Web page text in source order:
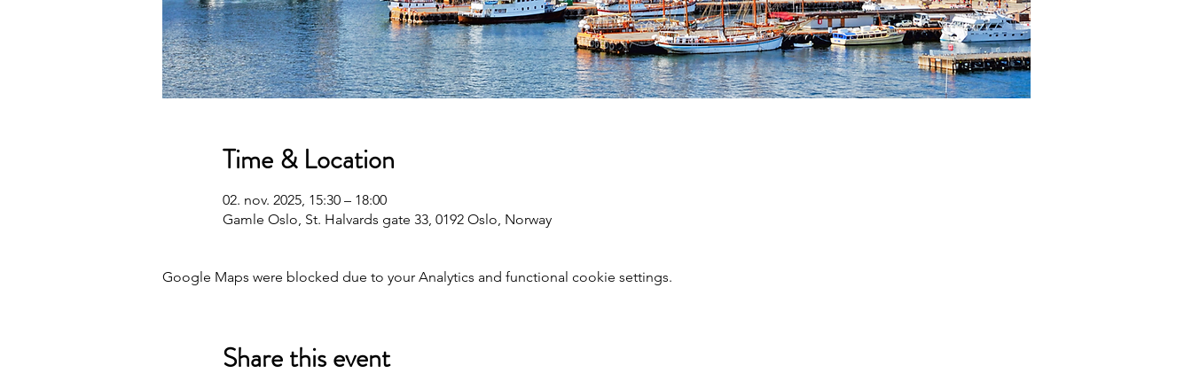
Time & Location
02. nov. 2025, 15:30 – 18:00
Gamle Oslo, St. Halvards gate 33, 0192 Oslo, Norway
Google Maps were blocked due to your Analytics and functional cookie settings.
Share this event